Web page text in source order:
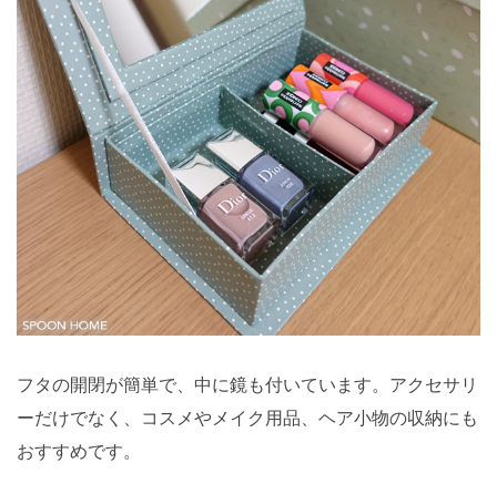
フタの開閉が簡単で、中に鏡も付いています。アクセサリ
ーだけでなく、コスメやメイク用品、ヘア小物の収納にも
おすすめです。